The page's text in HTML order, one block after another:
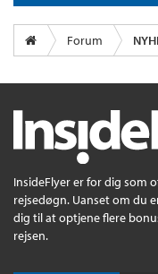
Forum
InsideFlyer er for dig som
rejsedøgn. Uanset om du
dig til at optjene flere
rejsen.